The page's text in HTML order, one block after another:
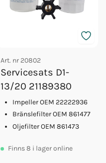
Art. nr 20802
Servicesats D1-
13/20 21189380
Impeller OEM 22222936
Bränslefilter OEM 861477
Oljefilter OEM 861473
Finns8 i lager online